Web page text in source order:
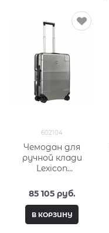
602104
Чемодан для
ручной клади
Lexicon
(Victorinox) 602104
85 105 руб.
В КОРЗИНУ